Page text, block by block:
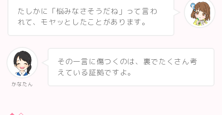
たしかに「悩みなさそうだね」って言わ
れて、モヤッとしたことがあります。
かなたん
その一言に傷つくのは、裏でたくさん考
えている証拠ですよ。